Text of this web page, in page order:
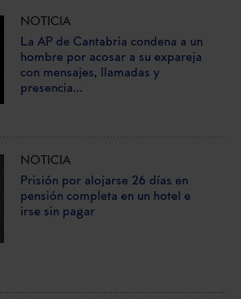
NOTICIA
La AP de Cantabria condena a un
hombre por acosar a su expareja
con mensajes, llamadas y
presencia...
NOTICIA
Prisión por alojarse 26 días en
pensión completa en un hotel e
irse sin pagar